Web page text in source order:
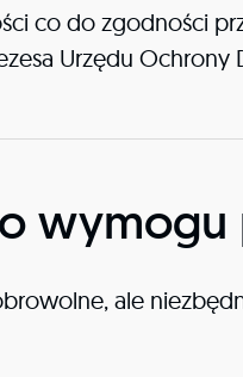
co do zgodności
Urzędu
ale